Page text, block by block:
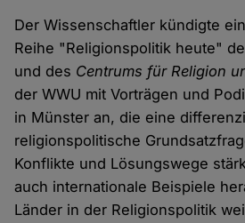
Der Wissenschaftler kündigte
Reihe "Religionspolitik heute"
und des Centrums für Religion
der WWU mit Vorträgen und
in Münster an, die eine
religionspolitische
Konflikte und Lösungswege
auch internationale Beispiele
Länder in der Religionspolitik